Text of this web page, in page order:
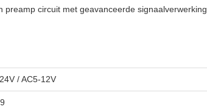
circuit met geavanceerde signaalverwerking
/ AC5-12V